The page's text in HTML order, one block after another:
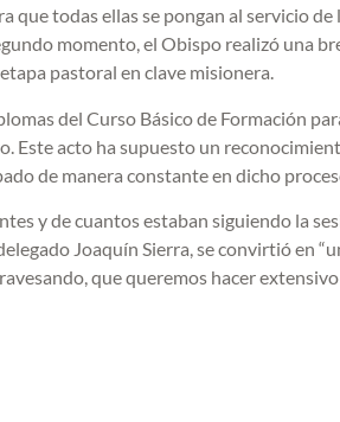
que todas ellas se pongan al servicio de
momento, el Obispo realizó una
pastoral en clave misionera.
del Curso Básico de Formación
Este acto ha supuesto un
de manera constante en dicho
y de cuantos estaban siguiendo la
Joaquín Sierra, se convirtió en
que queremos hacer